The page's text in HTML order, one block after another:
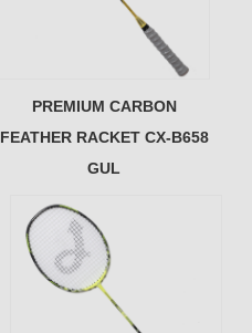
PREMIUM CARBON
FEATHER RACKET CX-B658
GUL